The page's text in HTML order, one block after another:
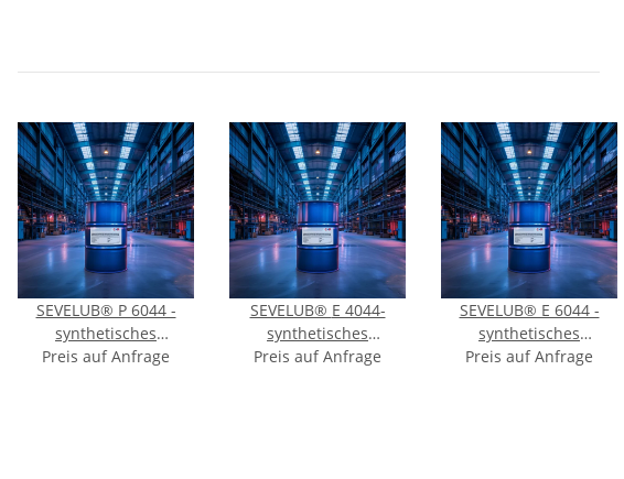
SEVELUB® P 6044 -
synthetisches
Vakuumpumpenöl - ISO
Preis auf Anfrage
SEVELUB® E 4044-
synthetisches
Kompressorenöl-ISO VG
Preis auf Anfrage
SEVELUB® E 6044 -
synthetisches
Vakuumpumpenöl - ISO
Preis auf Anfrage